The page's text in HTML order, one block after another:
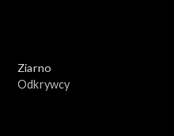
Ziarno
Odkrywcy